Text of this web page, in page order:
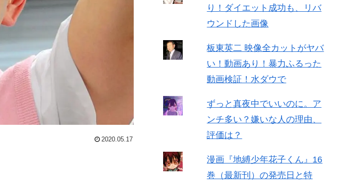
2020.05.17
り！ダイエット成功も、リバ
ウンドした画像
板東英二 映像全カットがヤバ
い！動画あり！暴力ふるった
動画検証！水ダウで
ずっと真夜中でいいのに。ア
ンチ多い？嫌いな人の理由、
評価は？
漫画『地縛少年花子くん』16
巻（最新刊）の発売日と特